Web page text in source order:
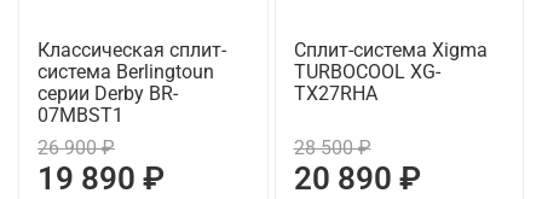
Классическая сплит-
система Berlingtoun
серии Derby BR-
07MBST1
26 900 ₽
19 890 ₽
Сплит-система Xigma
TURBOCOOL XG-
TX27RHA
28 500 ₽
20 890 ₽